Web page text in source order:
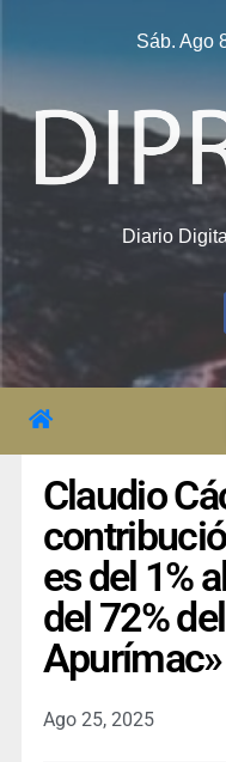
Sáb. Ago
Diario
Claudio
es del 1%
del 72%
Apurímac»
Ago 25, 2025